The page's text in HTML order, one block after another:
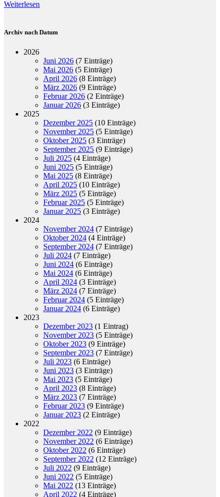
Weiterlesen
Archiv nach Datum
2026
Juni 2026 (7 Einträge)
Mai 2026 (5 Einträge)
April 2026 (8 Einträge)
März 2026 (9 Einträge)
Februar 2026 (2 Einträge)
Januar 2026 (3 Einträge)
2025
Dezember 2025 (10 Einträge)
November 2025 (5 Einträge)
Oktober 2025 (3 Einträge)
September 2025 (9 Einträge)
Juli 2025 (4 Einträge)
Juni 2025 (5 Einträge)
Mai 2025 (8 Einträge)
April 2025 (10 Einträge)
März 2025 (5 Einträge)
Februar 2025 (5 Einträge)
Januar 2025 (3 Einträge)
2024
November 2024 (7 Einträge)
Oktober 2024 (4 Einträge)
September 2024 (7 Einträge)
Juli 2024 (7 Einträge)
Juni 2024 (6 Einträge)
Mai 2024 (6 Einträge)
April 2024 (3 Einträge)
März 2024 (7 Einträge)
Februar 2024 (5 Einträge)
Januar 2024 (6 Einträge)
2023
Dezember 2023 (1 Eintrag)
November 2023 (5 Einträge)
Oktober 2023 (9 Einträge)
September 2023 (7 Einträge)
Juli 2023 (6 Einträge)
Juni 2023 (3 Einträge)
Mai 2023 (5 Einträge)
April 2023 (8 Einträge)
März 2023 (7 Einträge)
Februar 2023 (9 Einträge)
Januar 2023 (2 Einträge)
2022
Dezember 2022 (9 Einträge)
November 2022 (6 Einträge)
Oktober 2022 (6 Einträge)
September 2022 (12 Einträge)
Juli 2022 (9 Einträge)
Juni 2022 (5 Einträge)
Mai 2022 (13 Einträge)
April 2022 (4 Einträge)